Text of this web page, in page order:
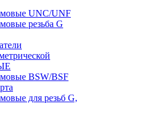
UNC/UNF
резьба G
BSW/BSF
для резьб G,